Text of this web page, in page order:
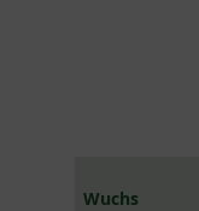
Wuchs